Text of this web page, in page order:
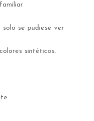
se pudiese ver
sintéticos.